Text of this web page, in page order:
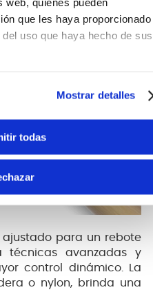
que les haya proporcionado
uso que haya hecho de sus
Mostrar detalles
todas
ajustado para un rebote
técnicas avanzadas y
control dinámico. La
o nylon, brinda una